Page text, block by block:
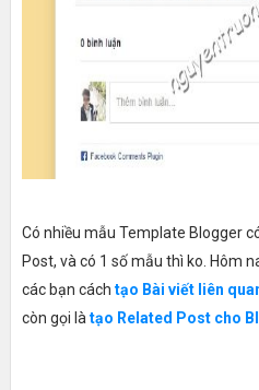
Có nhiều mẫu Template Blogger
Post, và có 1 số mẫu thì ko. Hôm
các bạn cách tạo Bài viết liên
còn gọi là tạo Related Post cho